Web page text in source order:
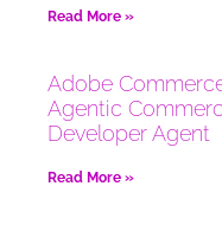
Read More »
Adobe
Agentic
Developer Agent
Read More »